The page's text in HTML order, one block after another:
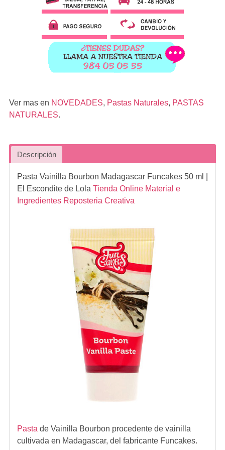
Ver mas en NOVEDADES, Pastas Naturales, PASTAS
NATURALES.
Descripción
Pasta Vainilla Bourbon Madagascar Funcakes 50 ml
El Escondite de Lola Tienda Online Material e
Ingredientes Reposteria Creativa
Pasta de Vainilla Bourbon procedente de vainilla
cultivada en Madagascar, del fabricante Funcakes.